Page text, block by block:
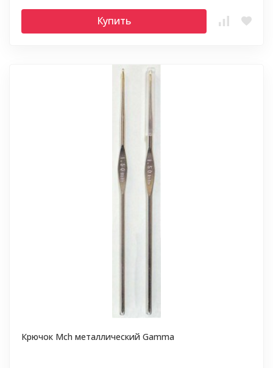
Купить
Крючок Mch металлический Gamma